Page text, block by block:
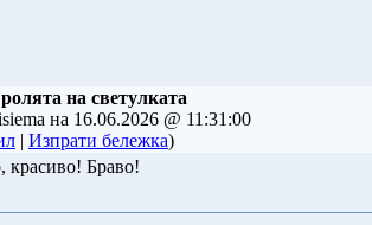
на светулката
на 16.06.2026 @ 11:31:00
| Изпрати бележка)
красиво! Браво!